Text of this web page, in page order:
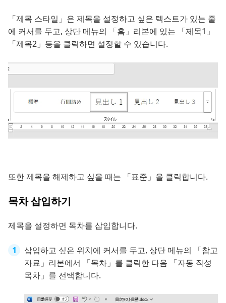
「제목 스타일」은 제목을 설정하고 싶은 텍스트가 있는 줄
에 커서를 두고, 상단 메뉴의 「홈」리본에 있는 「제목1」
「제목2」등을 클릭하면 설정할 수 있습니다.
또한 제목을 해제하고 싶을 때는 「표준」을 클릭합니다.
목차 삽입하기
제목을 설정하면 목차를 삽입합니다.
삽입하고 싶은 위치에 커서를 두고, 상단 메뉴의 「참고
자료」리본에서 「목차」를 클릭한 다음 「자동 작성
목차」를 선택합니다.